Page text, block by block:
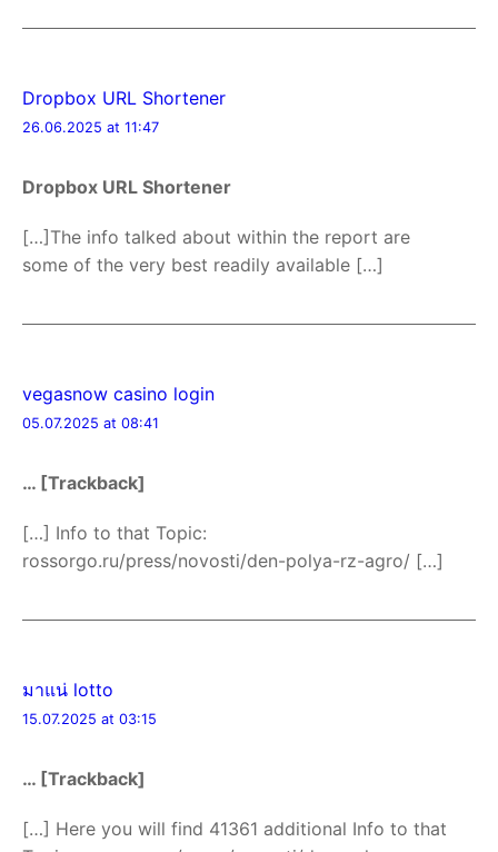
Dropbox URL Shortener
26.06.2025 at 11:47
Dropbox URL Shortener
[…]The info talked about within the report are
some of the very best readily available […]
vegasnow casino login
05.07.2025 at 08:41
… [Trackback]
[…] Info to that Topic:
rossorgo.ru/press/novosti/den-polya-rz-agro/ […]
มาแน่ lotto
15.07.2025 at 03:15
… [Trackback]
[…] Here you will find 41361 additional Info to that